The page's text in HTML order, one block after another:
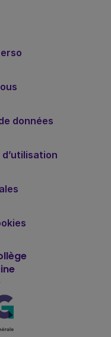
données